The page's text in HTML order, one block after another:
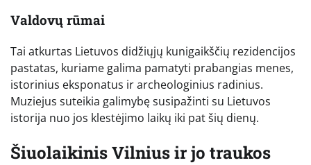
Valdovų rūmai
Tai atkurtas Lietuvos didžiųjų kunigaikščių rezidencijos
pastatas, kuriame galima pamatyti prabangias menes,
istorinius eksponatus ir archeologinius radinius.
Muziejus suteikia galimybę susipažinti su Lietuvos
istorija nuo jos klestėjimo laikų iki pat šių dienų.
Šiuolaikinis Vilnius ir jo traukos